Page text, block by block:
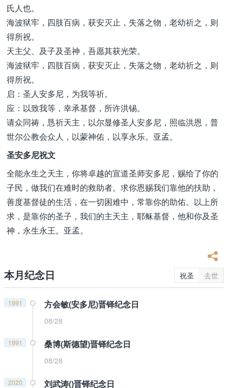
氏人也。
海波狱牢，四肢百病，获安灭止，失落之物，老幼祈之，则
得所祝。
天主父、及子及圣神，吾愿其获光荣。
海波狱牢，四肢百病，获安灭止，失落之物，老幼祈之，则
得所祝。
启：圣人安多尼，为我等祈。
应：以致我等，幸承基督，所许洪锡。
请众同祷，恳祈天主，以尔显修圣人安多尼，照临洪恩，普
世尔公教会众人，以蒙神佑，以享永乐。亚孟。
圣安多尼祝文
全能永生之天主，你将卓越的宣道圣师安多尼，赐给了你的
子民，做我们在难时的救助者。求你恩赐我们靠他的扶助，
善度基督徒的生活，在一切困难中，常靠你的助佑。以上所
求，是靠你的圣子，我们的主天主，耶稣基督，他和你及圣
神，永生永王。亚孟。
本月纪念日 祝圣 去世
1991 方会敏(安多尼)晋铎纪念日
08/28
1991 桑博(斯德望)晋铎纪念日
08/28
2020 刘武涛()晋铎纪念日